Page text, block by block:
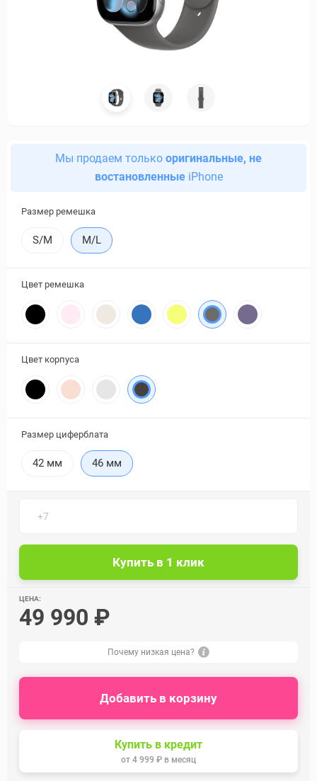
Мы продаем только оригинальные, не
востановленныеiPhone
Размер ремешка
S/M M/L
Цвет ремешка
Цвет корпуса
Размер циферблата
42 мм 46 мм
ЦЕНА:
49 990 ₽
Почему низкая цена?
Добавить в корзину
Купить в кредит
от 4 999 ₽ в месяц